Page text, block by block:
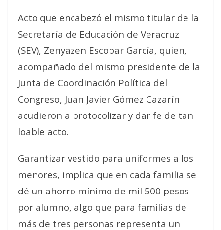
Acto que encabezó el mismo titular de la
Secretaría de Educación de Veracruz
(SEV), Zenyazen Escobar García, quien,
acompañado del mismo presidente de la
Junta de Coordinación Política del
Congreso, Juan Javier Gómez Cazarín
acudieron a protocolizar y dar fe de tan
loable acto.
Garantizar vestido para uniformes a los
menores, implica que en cada familia se
dé un ahorro mínimo de mil 500 pesos
por alumno, algo que para familias de
más de tres personas representa un